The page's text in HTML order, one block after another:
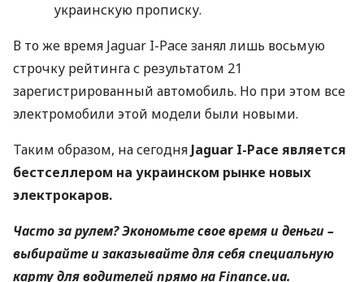
украинскую прописку.
В то же время Jaguar I-Pace занял лишь восьмую
строчку рейтинга с результатом 21
зарегистрированный автомобиль. Но при этом все
электромобили этой модели были новыми.
Таким образом, на сегодня Jaguar I-Pace является
бестселлером на украинском рынке новых
электрокаров.
Часто за рулем? Экономьте свое время и деньги –
выбирайте и заказывайте для себя специальную
карту для водителей прямо на Finance.ua.